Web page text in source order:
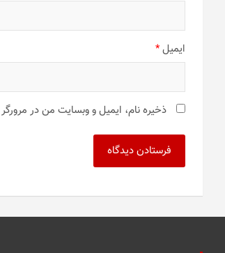
ایمیل*
ذخیره نام، ایمیل و وبسایت من در